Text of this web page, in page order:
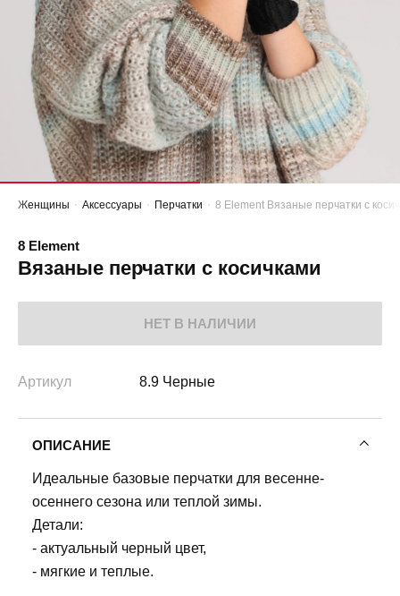
Женщины Аксессуары Перчатки 8 Element Вязаные перчатки с
8 Element
Вязаные перчатки с косичками
НЕТ В НАЛИЧИИ
Артикул 8.9 Черные
ОПИСАНИЕ
Идеальные базовые перчатки для весенне-
осеннего сезона или теплой зимы.
Детали:
- актуальный черный цвет,
- мягкие и теплые.